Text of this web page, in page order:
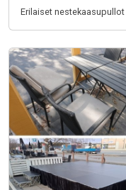
Erilaiset nestekaasupullot